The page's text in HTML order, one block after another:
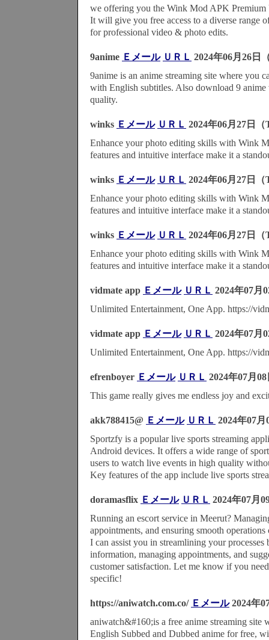
we offering you the Wink Mod APK Premium
It will give you free access to a diverse range
for professional video & photo edits.
9anime Ｅメール ＵＲＬ 2024年06月26日
9anime is an anime streaming site where you
with English subtitles. Also download 9
quality.
winks Ｅメール ＵＲＬ 2024年06月27日（
Enhance your photo editing skills with Wink
features and intuitive interface make it a
winks Ｅメール ＵＲＬ 2024年06月27日（
Enhance your photo editing skills with Wink
features and intuitive interface make it a
winks Ｅメール ＵＲＬ 2024年06月27日（
Enhance your photo editing skills with Wink
features and intuitive interface make it a
vidmate app Ｅメール ＵＲＬ 2024年07月
Unlimited Entertainment, One App. https://
vidmate app Ｅメール ＵＲＬ 2024年07月
Unlimited Entertainment, One App. https://
efrenboyer Ｅメール ＵＲＬ 2024年07月
This game really gives me endless joy and
akk788415@ Ｅメール ＵＲＬ 2024年07
Sportzfy is a popular live sports streaming
Android devices. It offers a wide range of
users to watch live events in high quality
Key features of the app include live sports
doramasflix Ｅメール ＵＲＬ 2024年07月
Running an escort service in Meerut?
appointments, and ensuring smooth
I can assist you in streamlining your
information, managing appointments, and
customer satisfaction. Let me know if you
specific!
https://aniwatch.com.co/ Ｅメール2024年
aniwatch&#160;is a free anime streaming site
English Subbed and Dubbed anime for free,